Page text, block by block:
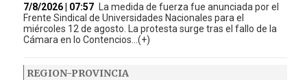
7/8/2026 | 07:57
La medida de fuerza fue anunciada por el
Frente Sindical de Universidades Nacionales para el
miércoles 12 de agosto. La protesta surge tras el fallo de la
Cámara en lo Contencios...(+)
REGION-PROVINCIA